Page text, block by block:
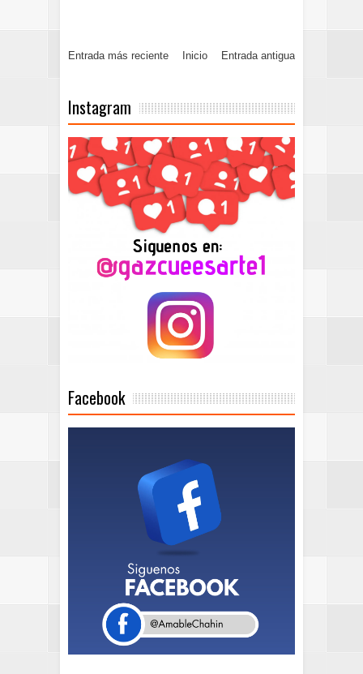
Entrada más reciente Entrada antigua
Inicio
Instagram
Facebook